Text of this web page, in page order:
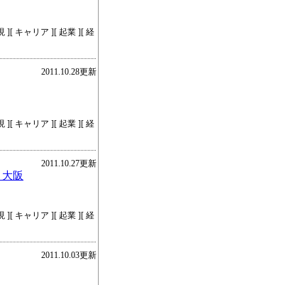
][ キャリア ][ 起業 ][ 経
2011.10.28更新
][ キャリア ][ 起業 ][ 経
2011.10.27更新
阪
][ キャリア ][ 起業 ][ 経
2011.10.03更新